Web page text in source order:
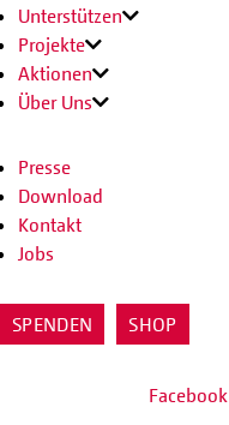
Unterstützen
Projekte
Aktionen
Über Uns
Presse
Download
Kontakt
Jobs
SPENDEN SHOP
Facebook